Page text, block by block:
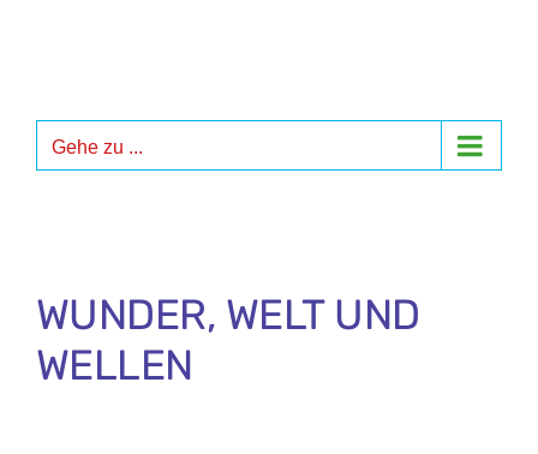
Gehe zu ...
WUNDER, WELT UND
WELLEN